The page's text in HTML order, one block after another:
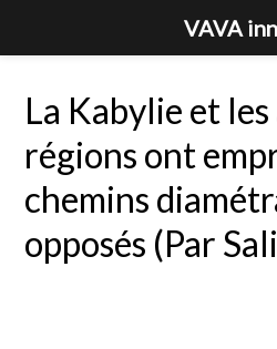
La Kabylie et
régions ont
chemins
opposés (Par
VAVA